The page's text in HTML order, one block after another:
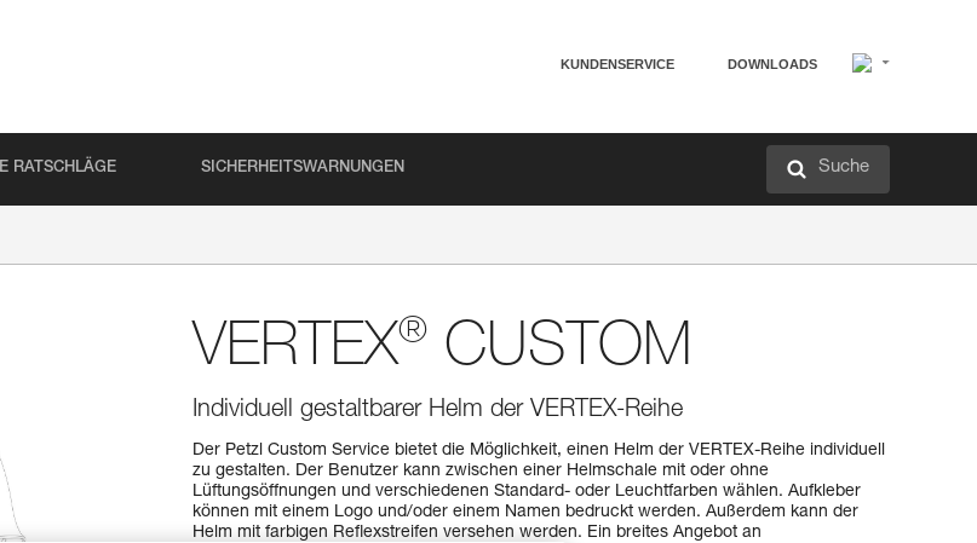
KUNDENSERVICE DOWNLOADS
RATSCHLÄGE SICHERHEITSWARNUNGEN Suche
VERTEX® CUSTOM
Individuell gestaltbarer Helm der VERTEX-Reihe
Der Petzl Custom Service bietet die Möglichkeit, einen Helm der VERTEX-Reihe individuell
zu gestalten. Der Benutzer kann zwischen einer Helmschale mit oder ohne
Lüftungsöffnungen und verschiedenen Standard- oder Leuchtfarben wählen. Aufkleber
können mit einem Logo und/oder einem Namen bedruckt werden. Außerdem kann der
Helm mit farbigen Reflexstreifen versehen werden. Ein breites Angebot an